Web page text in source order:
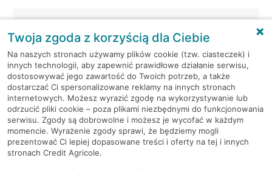
Piekary Śląskie, ul. Bytomska
74
Bankomat
(Euronet)
Piekary Śląskie, ul. Karola
Miarki 13
Bankomat
(Euronet)
Piekary Śląskie, ul. Skłodowskiej-
Curie 65
Bankomat
(Euronet)
Piekary Śląskie,
Wyszyńskiego 15
Bankomat (Planet
Twoja zgoda z korzyścią dla Ciebie
Na naszych stronach używamy plików cookie (tzw. ciasteczek) i
innych technologii, aby zapewnić prawidłowe działanie serwisu,
dostosowywać jego zawartość do Twoich potrzeb, a także
dostarczać Ci spersonalizowane reklamy na innych stronach
internetowych. Możesz wyrazić zgodę na wykorzystywanie lub
odrzucić pliki cookie – poza plikami niezbędnymi do funkcjonowania
serwisu. Zgody są dobrowolne i możesz je wycofać w każdym
momencie. Wyrażenie zgody sprawi, że będziemy mogli
prezentować Ci lepiej dopasowane treści i oferty na tej i innych
stronach Credit Agricole.